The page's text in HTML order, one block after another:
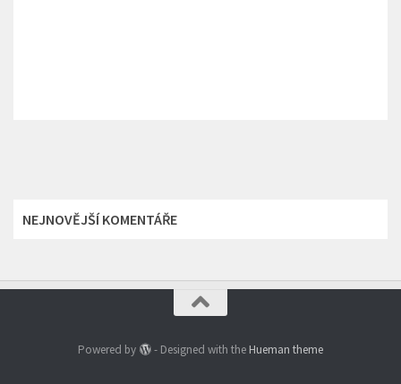
NEJNOVĚJŠÍ KOMENTÁŘE
Powered by - Designed with the Hueman theme